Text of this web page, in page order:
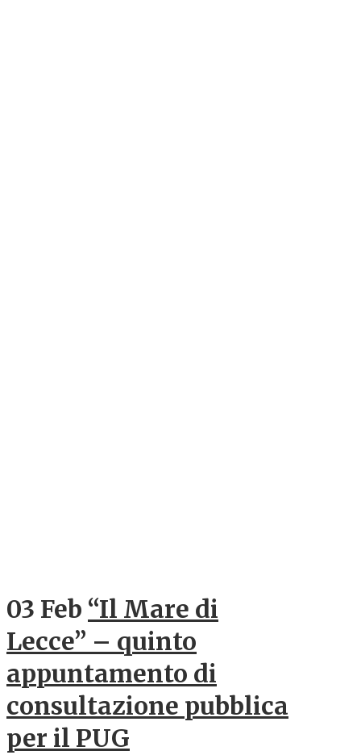
03 Feb “Il Mare di
Lecce” – quinto
appuntamento di
consultazione pubblica
per il PUG